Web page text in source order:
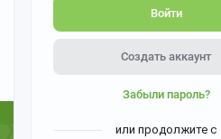
Войти
Создать аккаунт
Забыли пароль?
или продолжите с